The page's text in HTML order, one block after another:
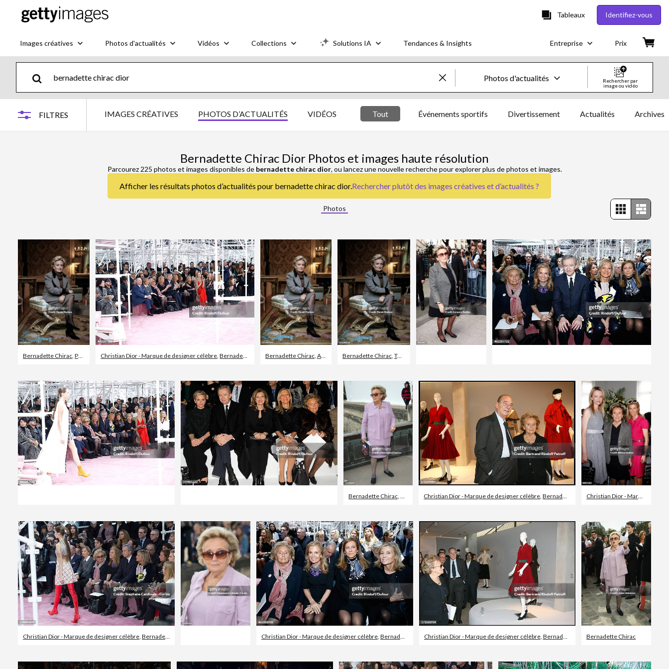
Tableaux Identifiez-vous
Images créatives Photos d'actualités Vidéos Collections Solutions IA Tendances & Insights Entreprise Prix
Photos d'actualités
Photos d'actualités
Vidéos
Rechercher par
image ou vidéo
FILTRES IMAGES CRÉATIVES PHOTOS D’ACTUALITÉS VIDÉOS Tout Événements sportifs Divertissement Actualités Archives
Bernadette Chirac Dior Photos et images haute résolution
Parcourez 225 photos et images disponibles de bernadette chirac dior, ou lancez une nouvelle recherche pour explorer plus de photos et images.
Afficher les résultats photos d’actualités pour bernadette chirac dior.Rechercher plutôt des images créatives et d’actualités ?
Photos
Bernadette Chirac, Palais de l'Élysée Christian Dior - Marque de designer célèbre,Bernadette Chirac Bernadette Chirac, Action caritative et assistance ,Palais de l'Élysée
Bernadette Chirac, Tweed
Bernadette Chirac, Christian Dior - Marque de designer célèbre
Christian Dior - Marque de designer célèbre,Bernadette Chirac Christian Dior - Marque de designer célèbre
Christian Dior - Marque de designer célèbre Bernadette Chirac Christian Dior - Marque de designer célèbre, Bernadette Chirac Christian Dior - Marque de designer célèbre, Bernadette Chirac Bernadette Chirac